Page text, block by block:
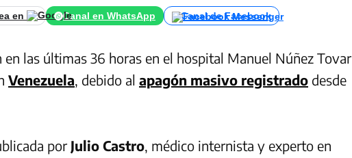
en Canal en WhatsApp Canal de Facebook
en las últimas 36 horas en el hospital Manuel Núñez Tovar
Venezuela, debido al apagón masivo registrado desde
por Julio Castro, médico internista y experto en